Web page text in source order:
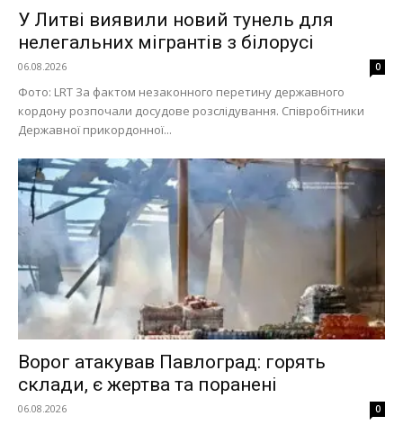
У Литві виявили новий тунель для
нелегальних мігрантів з білорусі
06.08.2026 0
Фото: LRT За фактом незаконного перетину державного
кордону розпочали досудове розслідування. Співробітники
Державної прикордонної...
Ворог атакував Павлоград: горять
склади, є жертва та поранені
06.08.2026 0